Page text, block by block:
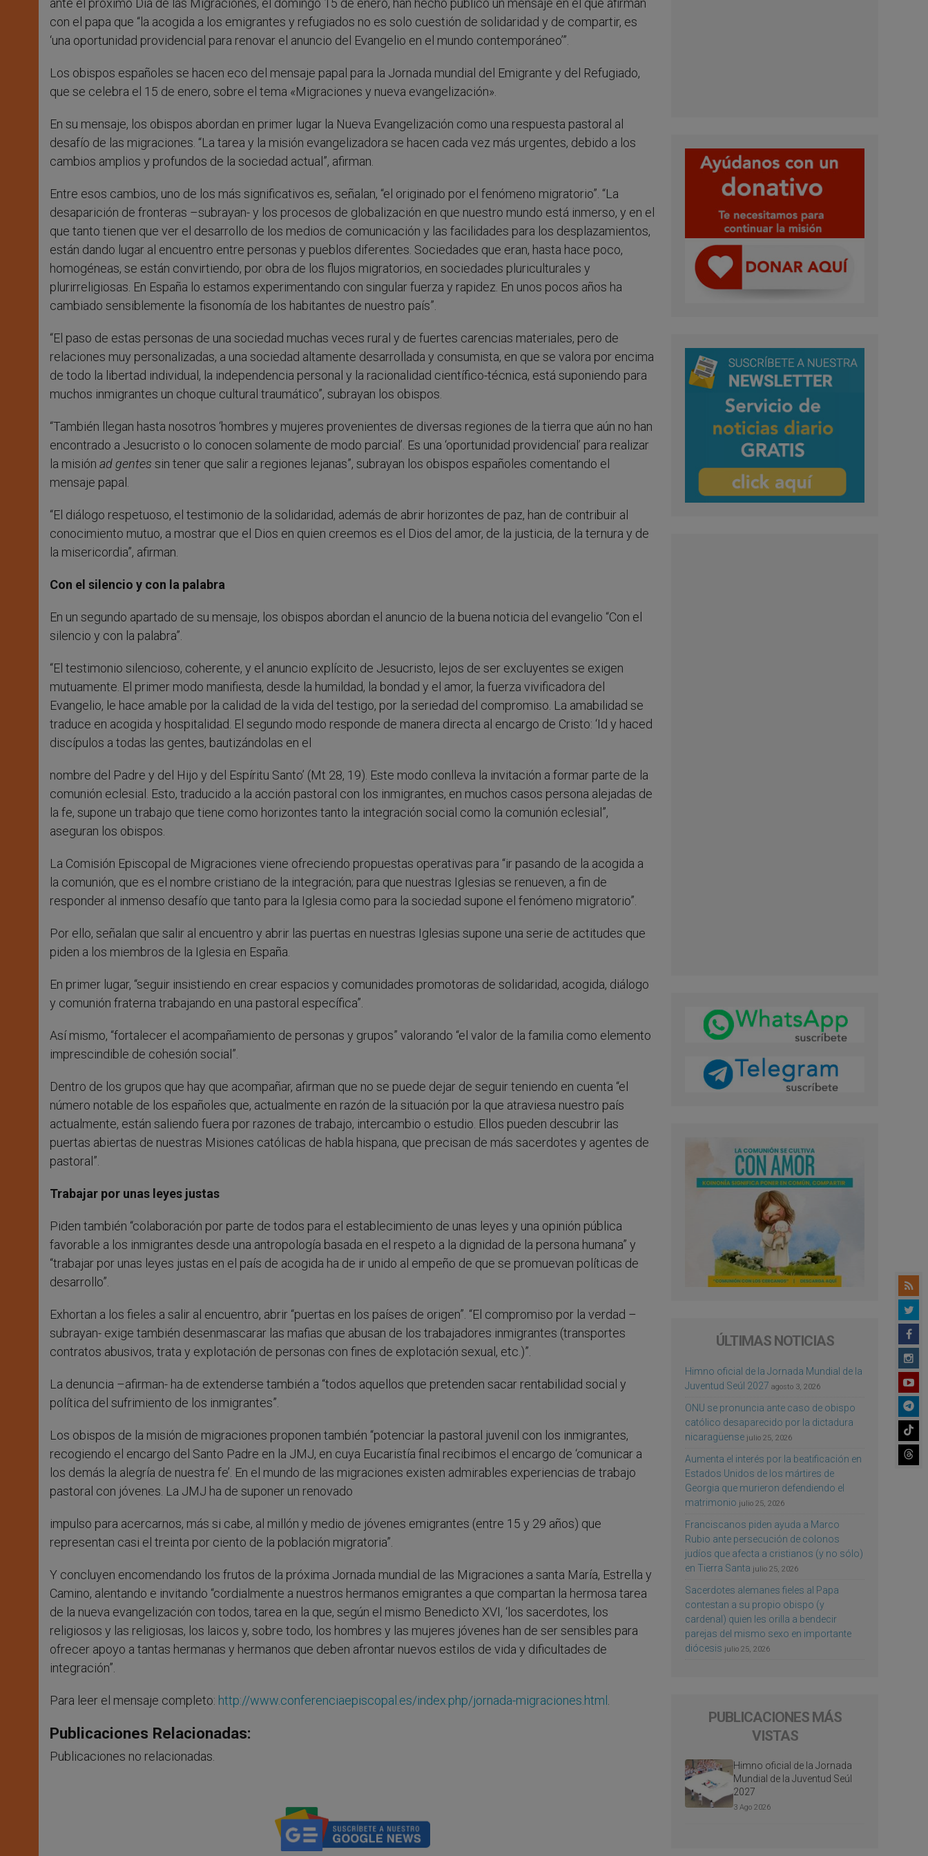
ante el próximo Día de las Migraciones, el domingo 15 de enero, han hecho público un mensaje en el que afirman
con el papa que “la acogida a los emigrantes y refugiados no es solo cuestión de solidaridad y de compartir, es
‘una oportunidad providencial para renovar el anuncio del Evangelio en el mundo contemporáneo’”.
Los obispos españoles se hacen eco del mensaje papal para la Jornada mundial del Emigrante y del Refugiado,
que se celebra el 15 de enero, sobre el tema «Migraciones y nueva evangelización».
En su mensaje, los obispos abordan en primer lugar la Nueva Evangelización como una respuesta pastoral al
desafío de las migraciones. “La tarea y la misión evangelizadora se hacen cada vez más urgentes, debido a los
cambios amplios y profundos de la sociedad actual”, afirman.
Entre esos cambios, uno de los más significativos es, señalan, “el originado por el fenómeno migratorio”. “La
desaparición de fronteras –subrayan- y los procesos de globalización en que nuestro mundo está inmerso, y en el
que tanto tienen que ver el desarrollo de los medios de comunicación y las facilidades para los desplazamientos,
están dando lugar al encuentro entre personas y pueblos diferentes. Sociedades que eran, hasta hace poco,
homogéneas, se están convirtiendo, por obra de los flujos migratorios, en sociedades pluriculturales y
plurirreligiosas. En España lo estamos experimentando con singular fuerza y rapidez. En unos pocos años ha
cambiado sensiblemente la fisonomía de los habitantes de nuestro país”.
“El paso de estas personas de una sociedad muchas veces rural y de fuertes carencias materiales, pero de
relaciones muy personalizadas, a una sociedad altamente desarrollada y consumista, en que se valora por encima
de todo la libertad individual, la independencia personal y la racionalidad científico-técnica, está suponiendo para
muchos inmigrantes un choque cultural traumático”, subrayan los obispos.
“También llegan hasta nosotros ‘hombres y mujeres provenientes de diversas regiones de la tierra que aún no han
encontrado a Jesucristo o lo conocen solamente de modo parcial’. Es una ‘oportunidad providencial’ para realizar
la misión ad gentes sin tener que salir a regiones lejanas”, subrayan los obispos españoles comentando el
mensaje papal.
“El diálogo respetuoso, el testimonio de la solidaridad, además de abrir horizontes de paz, han de contribuir al
conocimiento mutuo, a mostrar que el Dios en quien creemos es el Dios del amor, de la justicia, de la ternura y de
la misericordia”, afirman.
Con el silencio y con la palabra
En un segundo apartado de su mensaje, los obispos abordan el anuncio de la buena noticia del evangelio “Con el
silencio y con la palabra”.
“El testimonio silencioso, coherente, y el anuncio explícito de Jesucristo, lejos de ser excluyentes se exigen
mutuamente. El primer modo manifiesta, desde la humildad, la bondad y el amor, la fuerza vivificadora del
Evangelio, le hace amable por la calidad de la vida del testigo, por la seriedad del compromiso. La amabilidad se
traduce en acogida y hospitalidad. El segundo modo responde de manera directa al encargo de Cristo: ‘Id y haced
discípulos a todas las gentes, bautizándolas en el
nombre del Padre y del Hijo y del Espíritu Santo’ (Mt 28, 19). Este modo conlleva la invitación a formar parte de la
comunión eclesial. Esto, traducido a la acción pastoral con los inmigrantes, en muchos casos persona alejadas de
la fe, supone un trabajo que tiene como horizontes tanto la integración social como la comunión eclesial”,
aseguran los obispos.
La Comisión Episcopal de Migraciones viene ofreciendo propuestas operativas para “ir pasando de la acogida a
la comunión, que es el nombre cristiano de la integración; para que nuestras Iglesias se renueven, a fin de
responder al inmenso desafío que tanto para la Iglesia como para la sociedad supone el fenómeno migratorio”.
Por ello, señalan que salir al encuentro y abrir las puertas en nuestras Iglesias supone una serie de actitudes que
piden a los miembros de la Iglesia en España.
En primer lugar, “seguir insistiendo en crear espacios y comunidades promotoras de solidaridad, acogida, diálogo
y comunión fraterna trabajando en una pastoral específica”.
Así mismo, “fortalecer el acompañamiento de personas y grupos” valorando “el valor de la familia como elemento
imprescindible de cohesión social”.
Dentro de los grupos que hay que acompañar, afirman que no se puede dejar de seguir teniendo en cuenta “el
número notable de los españoles que, actualmente en razón de la situación por la que atraviesa nuestro país
actualmente, están saliendo fuera por razones de trabajo, intercambio o estudio. Ellos pueden descubrir las
puertas abiertas de nuestras Misiones católicas de habla hispana, que precisan de más sacerdotes y agentes de
pastoral”.
Trabajar por unas leyes justas
Piden también “colaboración por parte de todos para el establecimiento de unas leyes y una opinión pública
favorable a los inmigrantes desde una antropología basada en el respeto a la dignidad de la persona humana” y
“trabajar por unas leyes justas en el país de acogida ha de ir unido al empeño de que se promuevan políticas de
desarrollo”.
Exhortan a los fieles a salir al encuentro, abrir “puertas en los países de origen”. “El compromiso por la verdad –
subrayan- exige también desenmascarar las mafias que abusan de los trabajadores inmigrantes (transportes
contratos abusivos, trata y explotación de personas con fines de explotación sexual, etc.)”.
La denuncia –afirman- ha de extenderse también a “todos aquellos que pretenden sacar rentabilidad social y
política del sufrimiento de los inmigrantes”.
Los obispos de la misión de migraciones proponen también “potenciar la pastoral juvenil con los inmigrantes,
recogiendo el encargo del Santo Padre en la JMJ, en cuya Eucaristía final recibimos el encargo de ‘comunicar a
los demás la alegría de nuestra fe’. En el mundo de las migraciones existen admirables experiencias de trabajo
pastoral con jóvenes. La JMJ ha de suponer un renovado
impulso para acercarnos, más si cabe, al millón y medio de jóvenes emigrantes (entre 15 y 29 años) que
representan casi el treinta por ciento de la población migratoria”.
Y concluyen encomendando los frutos de la próxima Jornada mundial de las Migraciones a santa María, Estrella y
Camino, alentando e invitando “cordialmente a nuestros hermanos emigrantes a que compartan la hermosa tarea
de la nueva evangelización con todos, tarea en la que, según el mismo Benedicto XVI, ‘los sacerdotes, los
religiosos y las religiosas, los laicos y, sobre todo, los hombres y las mujeres jóvenes han de ser sensibles para
ofrecer apoyo a tantas hermanas y hermanos que deben afrontar nuevos estilos de vida y dificultades de
integración”.
Para leer el mensaje completo: http://www.conferenciaepiscopal.es/index.php/jornada-migraciones.html .
Publicaciones Relacionadas:
Publicaciones no relacionadas.
ÚLTIMAS NOTICIAS
Himno oficial de la Jornada Mundial de la
Juventud Seúl 2027 agosto 3, 2026
ONU se pronuncia ante caso de obispo
católico desaparecido por la dictadura
nicaragüense julio 25, 2026
Aumenta el interés por la beatificación en
Estados Unidos de los mártires de
Georgia que murieron defendiendo el
matrimonio julio 25, 2026
Franciscanos piden ayuda a Marco
Rubio ante persecución de colonos
judíos que afecta a cristianos (y no sólo)
en Tierra Santa julio 25, 2026
Sacerdotes alemanes fieles al Papa
contestan a su propio obispo (y
cardenal) quien les orilla a bendecir
parejas del mismo sexo en importante
diócesis julio 25, 2026
PUBLICACIONES MÁS
VISTAS
Himno oficial de la Jornada
Mundial de la Juventud Seúl
2027
3 Ago 2026